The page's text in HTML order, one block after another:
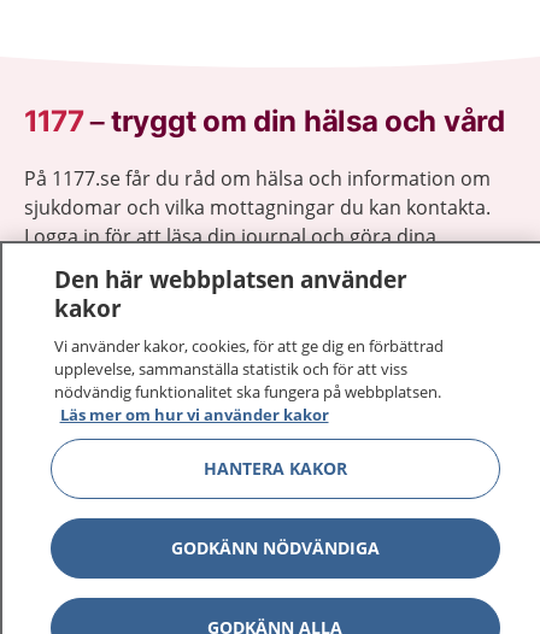
1177–tryggt om din hälsa och vård
På 1177.se får du råd om hälsa och information om
sjukdomar och vilka mottagningar du kan kontakta.
Logga in för att läsa din journal och göra dina
vårdärenden. Ring telefonnummer 1177 för
sjukvårdsrådgivning dygnet runt.
1177 ger dig råd när du vill må bättre.
1177 på flera språk Visa
Om 1177 Visa
Kontakt Visa
Den här webbplatsen använder
kakor
Vi använder kakor, cookies, för att ge dig en förbättrad
upplevelse, sammanställa statistik och för att viss
nödvändig funktionalitet ska fungera på webbplatsen.
Läs mer om hur vi använder kakor
HANTERA KAKOR
GODKÄNN NÖDVÄNDIGA
GODKÄNN ALLA